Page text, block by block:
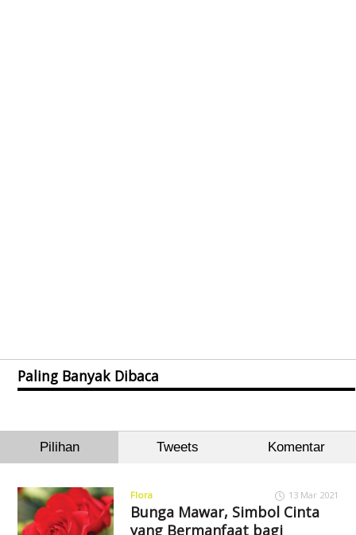
Paling Banyak Dibaca
Pilihan Tweets Komentar
Flora 13 Mar 2021
Bunga Mawar, Simbol Cinta
yang Bermanfaat bagi